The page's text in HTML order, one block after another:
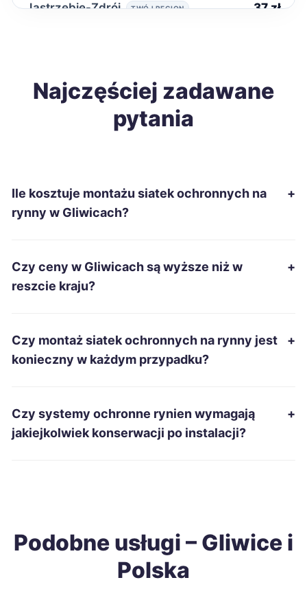
Jastrzębie-Zdrój TWÓJ REGION 37 zł
Tomaszów Mazowiecki 37 zł
Tarnowskie Góry TWÓJ REGION 38 zł
Żory
Grudziądz
Gniezno
Żary 38 zł
Najczęściej zadawane
pytania
Ile kosztuje montażu siatek ochronnych na
rynny w Gliwicach?
+
Czy ceny w Gliwicach są wyższe niż w
reszcie kraju?
+
Czy montaż siatek ochronnych na rynny jest
konieczny w każdym przypadku?
+
Czy systemy ochronne rynien wymagają
jakiejkolwiek konserwacji po instalacji?
+
Podobne usługi – Gliwice i
Polska